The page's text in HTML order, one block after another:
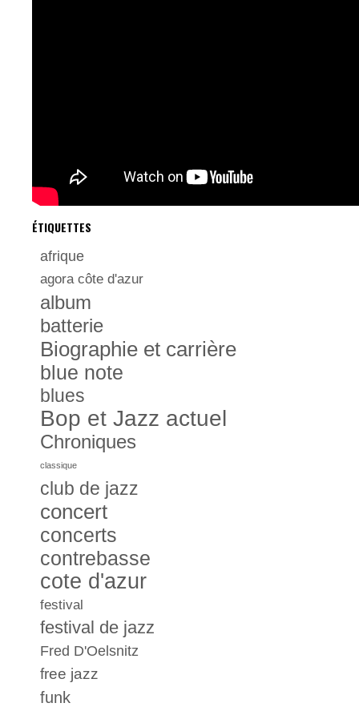
ÉTIQUETTES
afrique
agora côte d'azur
album
batterie
Biographie et carrière
blue note
blues
Bop et Jazz actuel
Chroniques
classique
club de jazz
concert
concerts
contrebasse
cote d'azur
festival
festival de jazz
Fred D'Oelsnitz
free jazz
funk